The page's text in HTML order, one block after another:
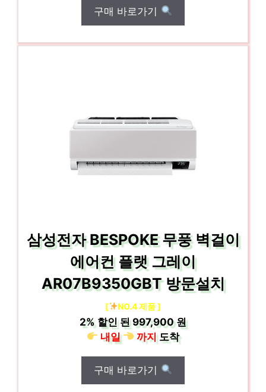
구매 바로가기
삼성전자 BESPOKE 무풍 벽걸이
에어컨 플랫 그레이
AR07B9350GBT 방문설치
[ NO.4 제품 ]
2% 할인 된997,900 원
내일
까지도착
구매 바로가기